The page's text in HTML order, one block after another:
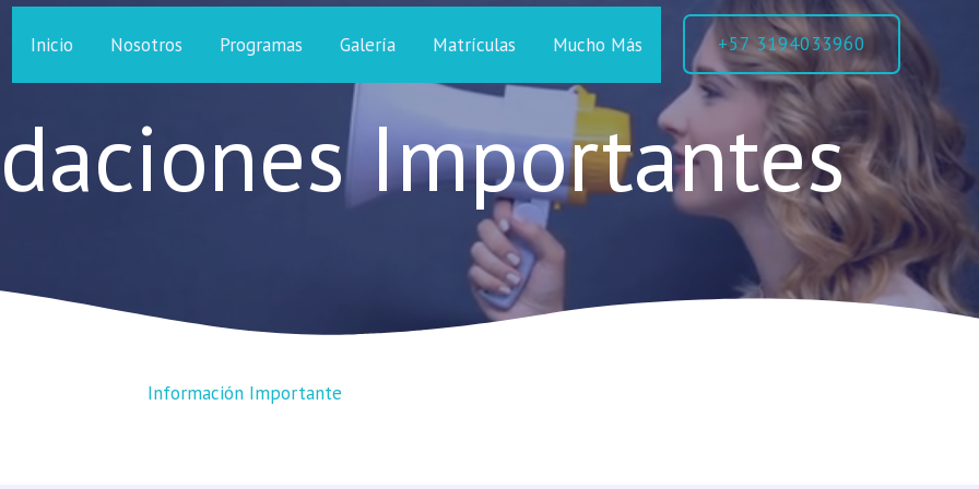
Inicio Nosotros Programas Galería Matrículas Mucho Más +57 3194033960
Importantes
Información Importante​